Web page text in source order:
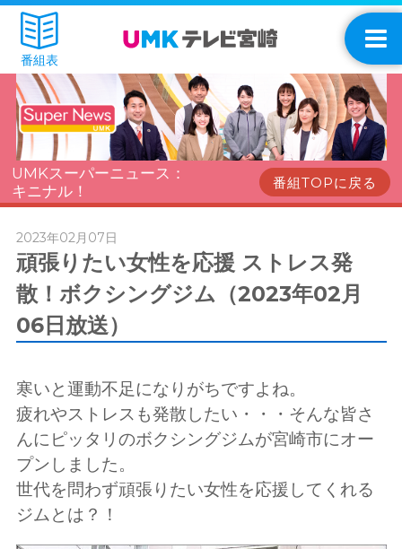
番組表
UMKスーパーニュース：
キニナル！
番組TOPに戻る
2023年02月07日
頑張りたい女性を応援 ストレス発
散！ボクシングジム（2023年02月
06日放送）
寒いと運動不足になりがちですよね。
疲れやストレスも発散したい・・・そんな皆さ
んにピッタリのボクシングジムが宮崎市にオー
プンしました。
世代を問わず頑張りたい女性を応援してくれる
ジムとは？！